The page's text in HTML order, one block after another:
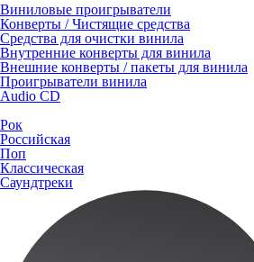
Виниловые проигрыватели
Конверты / Чистящие средства
Средства для очистки винила
Внутренние конверты для винила
Внешние конверты / пакеты для винила
Проигрыватели винила
Audio CD
Рок
Российская
Поп
Классическая
Саундтреки